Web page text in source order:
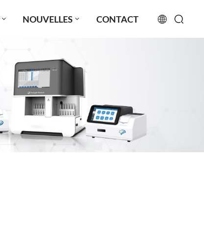
NOUVELLES CONTACT
русский
español